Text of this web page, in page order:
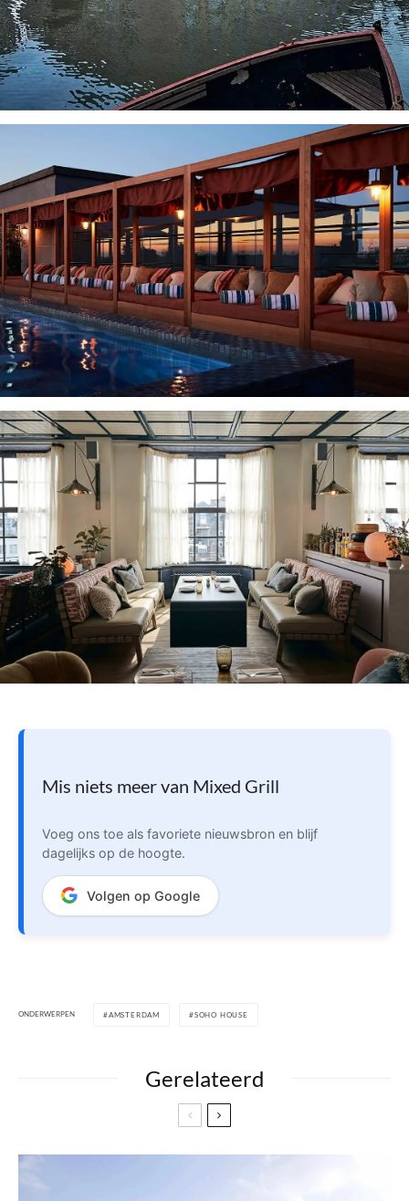
Mis niets meer van Mixed Grill
Voeg ons toe als favoriete nieuwsbron en blijf
dagelijks op de hoogte.
Volgen op Google
ONDERWERPEN AMSTERDAM SOHO HOUSE
Gerelateerd